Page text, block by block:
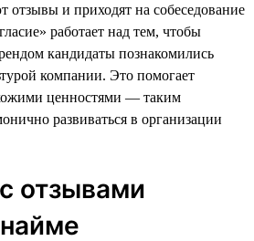
отзывы и приходят на собеседование
работает над тем, чтобы
кандидаты познакомились
компании. Это помогает
ценностями — таким
развиваться в организации
отзывами